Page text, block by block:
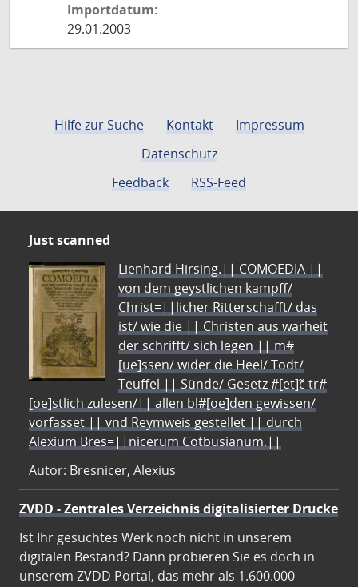
Importdatum:
29.01.2003
Hilfe zur Suche Kontakt
Impressum
Datenschutz
Feedback
RSS-Feed
Just scanned
Lienhard Hirsing.|| COMOEDIA ||
von dem geystlichen kampff/
Christ=||licher Ritterschafft/ das
ist/ wie die || Christen aus warheit
der schrifft/ sich legen || m#
[ue]ssen/ wider die Heel/ Todt/
Teuffel || Sünde/ Gesetz #[et]c̃ tr#
[oe]stlich zulesen/|| allen bl#[oe]den gewissen/
vorfasset || vnd Reymweis gestellet || durch
Alexium Bres=||nicerum Cotbusianum.||
Autor: Bresnicer, Alexius
ZVDD - Zentrales Verzeichnis digitalisierter Drucke
Ist Ihr gesuchtes Werk noch nicht in unserem
digitalen Bestand? Dann probieren Sie es doch in
unserem ZVDD Portal, das mehr als 1.600.000